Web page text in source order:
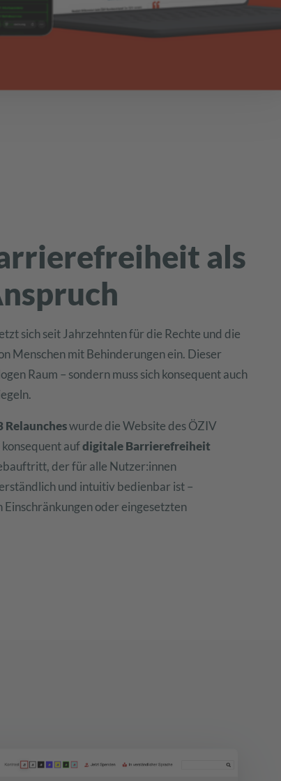
als
sich seit Jahrzehnten für die Rechte und die
Menschen mit Behinderungen ein. Dieser
Raum – sondern muss sich konsequent auch
Relauncheswurde die Website des ÖZIV
aufdigitale Barrierefreiheit
der für alle Nutzer:innen
und intuitiv bedienbar ist –
oder eingesetzten